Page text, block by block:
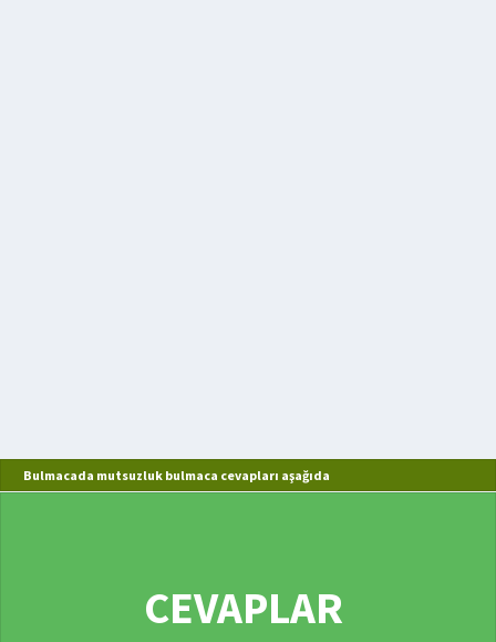
Bulmacada mutsuzluk bulmaca cevapları aşağıda
CEVAPLAR